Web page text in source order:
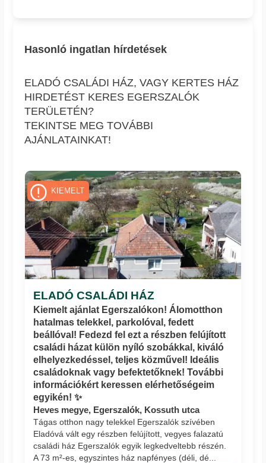
Hasonló ingatlan hírdetések
ELADÓ CSALÁDI HÁZ, VAGY KERTES HÁZ
HIRDETÉST KERES EGERSZALÓK
TERÜLETÉN?
TEKINTSE MEG TOVÁBBI
AJÁNLATAINKAT!
ELADÓ CSALÁDI HÁZ
Kiemelt ajánlat Egerszalókon! Álomotthon
hatalmas telekkel, parkolóval, fedett
beállóval! Fedezd fel ezt a részben felújított
családi házat külön nyíló szobákkal, kiváló
elhelyezkedéssel, teljes közművel! Ideális
családoknak vagy befektetőknek! További
információkért keressen elérhetőségeim
egyikén! ✨
Heves megye, Egerszalók, Kossuth utca
Tágas otthon nagy telekkel Egerszalók szívében
Eladóvá vált egy részben felújított, vegyes falazatú
családi ház Egerszalók egyik legkedveltebb részén.
A 73 m²-es, egyszintes ház napfényes (déli, dé...
KIEMELT